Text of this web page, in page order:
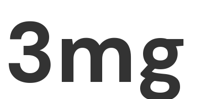
3mg